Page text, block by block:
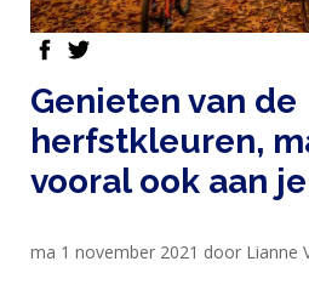
facebook
Genieten van de
herfstkleuren,
vooral ook aan
ma 1 november 2021 door Lianne
HOME